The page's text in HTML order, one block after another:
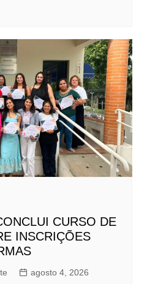
CURSO DE
INSCRIÇÕES
agosto 4, 2026